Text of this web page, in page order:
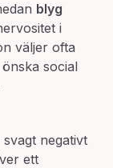
blyg
i
väljer ofta
social
negativt
ett